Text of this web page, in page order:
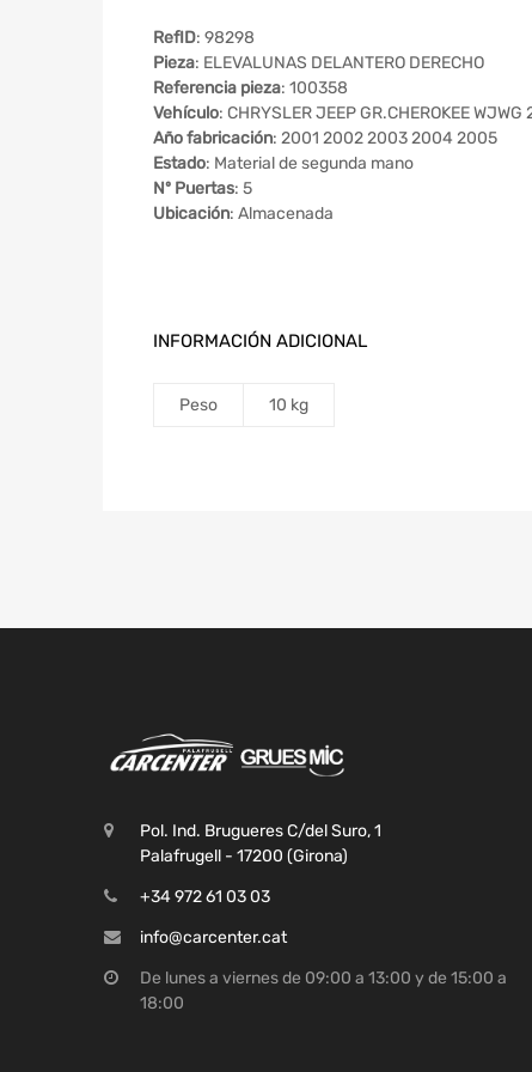
RefID: 98298
Pieza: ELEVALUNAS DELANTERO DERECHO
Referencia pieza: 100358
Vehículo: CHRYSLER JEEP GR.CHEROKEE
Año fabricación: 2001 2002 2003 2004 2005
Estado: Material de segunda mano
Nº Puertas: 5
Ubicación: Almacenada
INFORMACIÓN ADICIONAL
Peso 10 kg
Pol. Ind. Brugueres C/del Suro, 1
Palafrugell - 17200 (Girona)
+34 972 61 03 03
info@carcenter.cat
De lunes a viernes de 09:00 a 13:00 y de 15:00 a
18:00